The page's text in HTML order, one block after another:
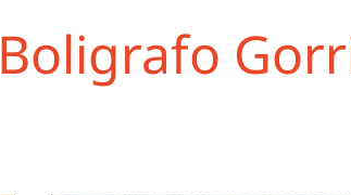
Boligrafo